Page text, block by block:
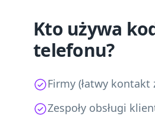
Kto używa
telefonu?
Firmy (łatwy
Zespoły obsługi